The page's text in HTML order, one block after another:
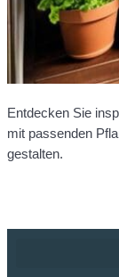
Entdecken Sie
mit passenden
gestalten.